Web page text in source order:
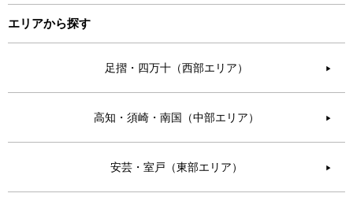
エリアから探す
足摺・四万十（西部エリア） ▶︎
高知・須崎・南国（中部エリア） ▶︎
安芸・室戸（東部エリア） ▶︎